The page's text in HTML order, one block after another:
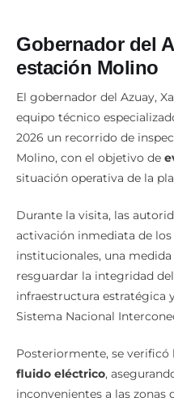
Gobernador del
estación Molino
El gobernador del Azuay,
equipo técnico
2026 un recorrido de
Molino, con el objetivo de
situación operativa de la
Durante la visita, las
activación inmediata de
institucionales, una
resguardar la integridad
infraestructura estratégica
Sistema Nacional
Posteriormente, se verificó
fluido eléctrico,
inconvenientes a las zonas